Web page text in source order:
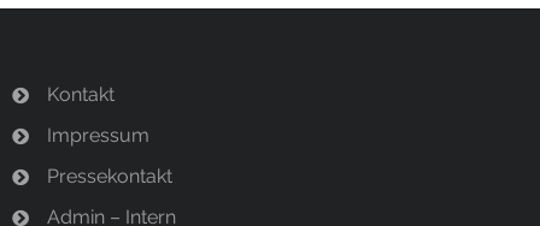
Kontakt
Impressum
Pressekontakt
Admin – Intern